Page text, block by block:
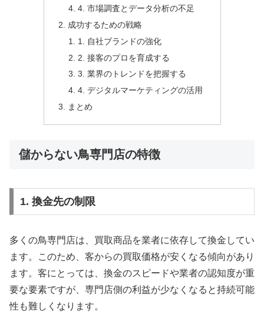
4. 市場調査とデータ分析の不足
成功するための戦略
1. 自社ブランドの強化
2. 接客のプロを育成する
3. 業界のトレンドを把握する
4. デジタルマーケティングの活用
まとめ
儲からない鳥専門店の特徴
1. 換金先の制限
多くの鳥専門店は、買取商品を業者に依存して換金してい
ます。このため、客からの買取価格が安くなる傾向があり
ます。客にとっては、換金のスピードや業者の認知度が重
要な要素ですが、専門店側の利益が少なくなると持続可能
性も難しくなります。